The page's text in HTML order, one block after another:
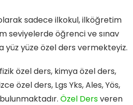
sadece ilkokul, ilköğretim
seviyelerde öğrenci ve sınav
yüz yüze özel ders vermekteyiz.
özel ders, kimya özel ders,
özel ders, Lgs Yks, Ales, Yös,
Özel Dersveren